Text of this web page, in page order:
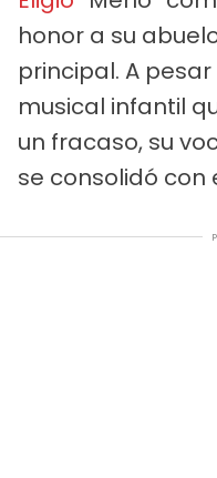
honor a su
principal. A
musical infantil
un fracaso, su
se consolidó con